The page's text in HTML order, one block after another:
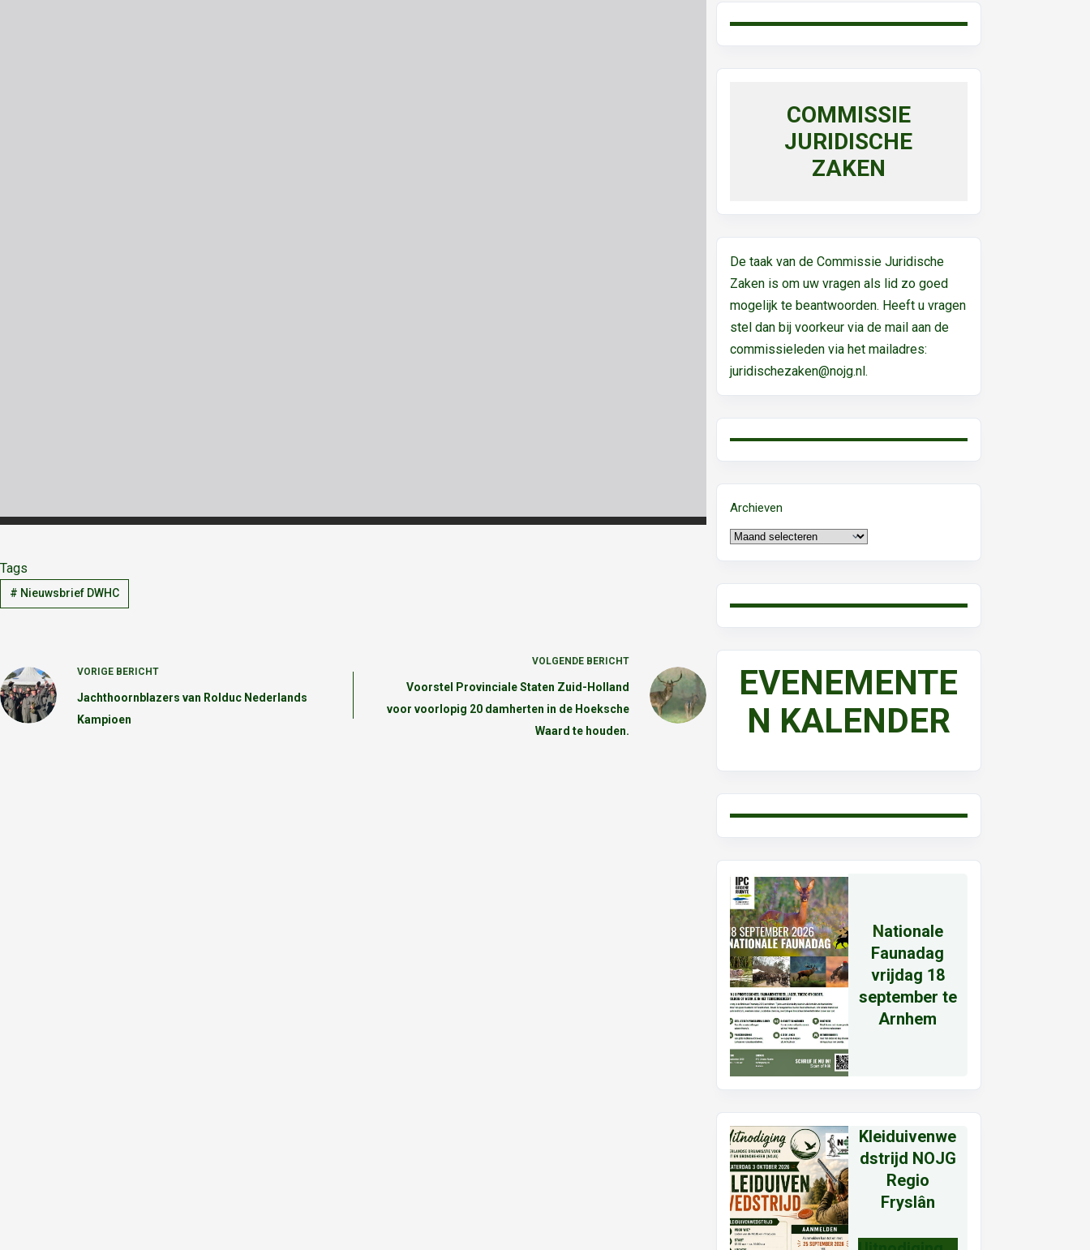
Tags
# Nieuwsbrief DWHC
VORIGE BERICHT
Jachthoornblazers van Rolduc Nederlands
Kampioen
VOLGENDE BERICHT
Voorstel Provinciale Staten Zuid-Holland
voor voorlopig 20 damherten in de Hoeksche
Waard te houden.
COMMISSIE
JURIDISCHE
ZAKEN
De taak van de Commissie Juridische
Zaken is om uw vragen als lid zo goed
mogelijk te beantwoorden. Heeft u vragen
stel dan bij voorkeur via de mail aan de
commissieleden via het mailadres:
juridischezaken@nojg.nl.
Archieven
EVENEMENTE
N KALENDER
Nationale
Faunadag
vrijdag 18
september te
Arnhem
Kleiduivenwe
dstrijd NOJG
Regio
Fryslân